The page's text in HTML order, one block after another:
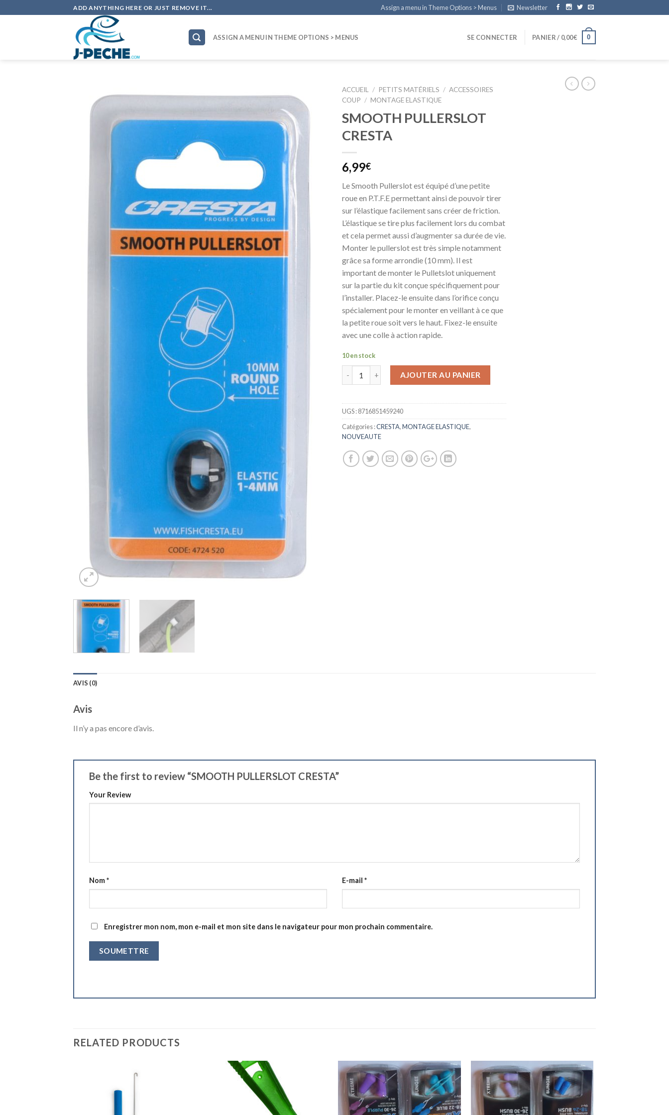
to
ADD ANYTHING HERE OR JUST REMOVE IT... Assign a menu in Theme Options > Menus Newsletter
ASSIGN A MENU IN THEME OPTIONS > MENUS SE CONNECTER PANIER / 0,00€ 0
ACCUEIL / PETITS MATÉRIELS / ACCESSOIRES
COUP / MONTAGE ELASTIQUE
SMOOTH PULLERSLOT
CRESTA
6,99€
Le Smooth Pullerslot est équipé d’une petite
roue en P.T.F.E permettant ainsi de pouvoir tirer
sur l’élastique facilement sans créer de friction.
L’élastique se tire plus facilement lors du combat
et cela permet aussi d’augmenter sa durée de vie.
Monter le pullerslot est très simple notamment
grâce sa forme arrondie (10 mm). Il est
important de monter le Pulletslot uniquement
sur la partie du kit conçue spécifiquement pour
l’installer. Placez-le ensuite dans l’orifice conçu
spécialement pour le monter en veillant à ce que
la petite roue soit vers le haut. Fixez-le ensuite
avec une colle à action rapide.
10 en stock
AJOUTER AU PANIER
UGS :8716851459240
Catégories :CRESTA,MONTAGE ELASTIQUE,
NOUVEAUTE
AVIS (0)
Avis
Il n’y a pas encore d’avis.
Be the first to review “SMOOTH PULLERSLOT CRESTA”
Your Review
Nom* E-mail *
Enregistrer mon nom, mon e-mail et mon site dans le navigateur pour mon prochain commentaire.
RELATED PRODUCTS